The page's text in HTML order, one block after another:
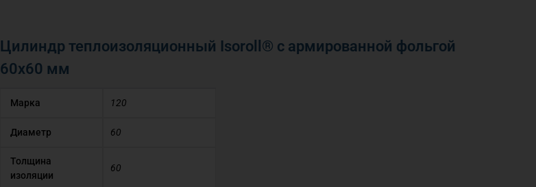
Цилиндр теплоизоляционный Isoroll® с армированной фольгой
60х60 мм
Марка 120
Диаметр 60
Толщина
изоляции
60